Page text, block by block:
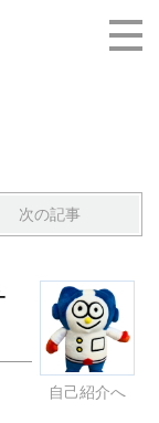
次の記事
自己紹介へ